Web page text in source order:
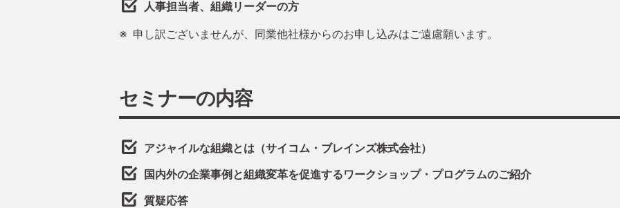
人事担当者、組織リーダーの方
申し訳ございませんが、同業他社様からのお申し込みはご遠慮願います。
セミナーの内容
アジャイルな組織とは（サイコム・ブレインズ株式会社）
国内外の企業事例と組織変革を促進するワークショップ・プログラムのご紹介
質疑応答